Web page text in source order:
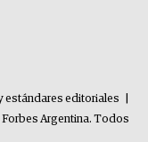
estándares editoriales
Argentina. Todos